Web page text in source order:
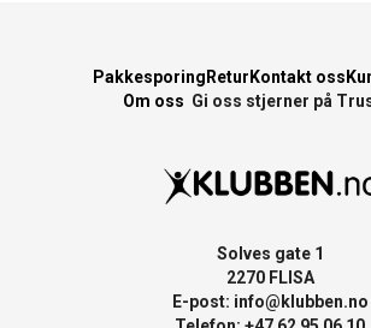
Pakkesporing Retur Kontakt oss
Om oss Gi oss stjerner på
Solves gate 1
2270 FLISA
E-post: info@klubben.no